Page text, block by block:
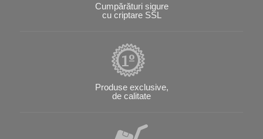
Cumpărături sigure
cu criptare SSL
Produse exclusive,
de calitate